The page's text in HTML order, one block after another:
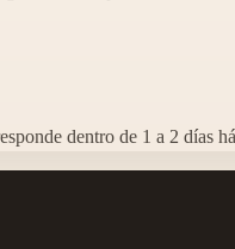
dentro de 1 a 2 días